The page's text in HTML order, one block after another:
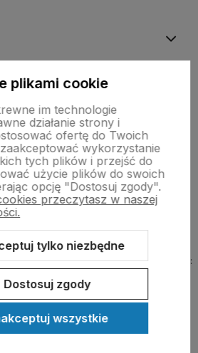
rejestr, do którego wpisana jest firma:
plikami cookie
im technologie
działanie strony i
ofertę do Twoich
wykorzystanie
tych plików i przejść do
użycie plików do swoich
opcję "Dostosuj zgody".
przeczytasz w naszej
tylko niezbędne
Dostosuj zgody
wszystkie